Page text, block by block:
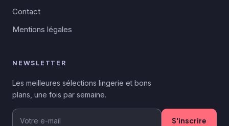
Contact
Mentions légales
NEWSLETTER
Les meilleures sélections lingerie et bons
plans, une fois par semaine.
S'inscrire